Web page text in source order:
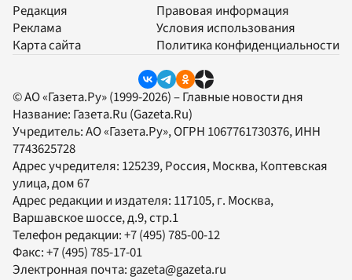
Редакция
Реклама
Карта сайта
Правовая информация
Условия использования
Политика конфиденциальности
© АО «Газета.Ру» (1999-2026) – Главные новости дня
Название: Газета.Ru (Gazeta.Ru)
Учредитель:АО «Газета.Ру», ОГРН 1067761730376, ИНН
7743625728
Адрес учредителя: 125239, Россия, Москва, Коптевская
улица, дом 67
Адрес редакции и издателя: 117105, г. Москва,
Варшавское шоссе, д.9, стр.1
Телефон редакции:+7 (495) 785-00-12
Факс:+7 (495) 785-17-01
Электронная почта: gazeta@gazeta.ru